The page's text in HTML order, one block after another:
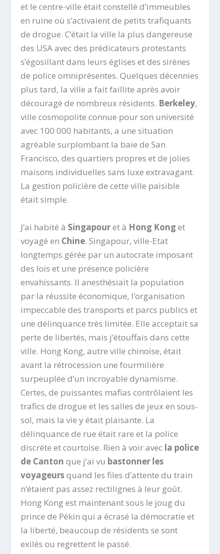
et le centre-ville était constellé d’immeubles
en ruine où s’activaient de petits trafiquants
de drogue. C’était la ville la plus dangereuse
des USA avec des prédicateurs protestants
s’égosillant dans leurs églises et des sirènes
de police omniprésentes. Quelques décennies
plus tard, la ville a fait faillite après avoir
découragé de nombreux résidents. Berkeley,
ville cosmopolite connue pour son université
avec 100 000 habitants, a une situation
agréable surplombant la baie de San
Francisco, des quartiers propres et de jolies
maisons individuelles sans luxe extravagant.
La gestion policière de cette ville paisible
était simple.
J’ai habité à Singapouret à Hong Konget
voyagé en Chine. Singapour, ville-Etat
longtemps gérée par un autocrate imposant
des lois et une présence policière
envahissants. Il anesthésiait la population
par la réussite économique, l’organisation
impeccable des transports et parcs publics et
une délinquance très limitée. Elle acceptait sa
perte de libertés, mais j’étouffais dans cette
ville. Hong Kong, autre ville chinoise, était
avant la rétrocession une fourmilière
surpeuplée d’un incroyable dynamisme.
Certes, de puissantes mafias contrôlaient les
trafics de drogue et les salles de jeux en sous-
sol, mais la vie y était plaisante. La
délinquance de rue était rare et la police
discrète et courtoise. Rien à voir avec la police
de Canton que j’ai vu bastonner les
voyageursquand les files d’attente du train
n’étaient pas assez rectilignes à leur goût.
Hong Kong est maintenant sous le joug du
prince de Pékin qui a écrasé la démocratie et
la liberté, beaucoup de résidents se sont
exilés ou regrettent le passé.